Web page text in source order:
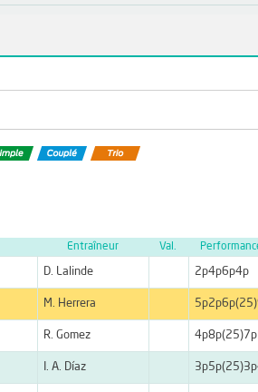
Entraîneur Val.
D. Lalinde 2p4p6p4p
M. Herrera
R. Gomez
I. A. Díaz